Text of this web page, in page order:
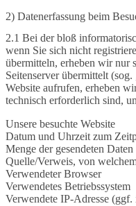
2) Datenerfassung beim
2.1 Bei der bloß
wenn Sie sich nicht
übermitteln, erheben wir nur
Seitenserver übermittelt
Website aufrufen, erheben
technisch erforderlich sind,
Unsere besuchte Website
Datum und Uhrzeit zum
Menge der gesendeten
Quelle/Verweis, von
Verwendeter Browser
Verwendetes Betriebssystem
Verwendete IP-Adresse